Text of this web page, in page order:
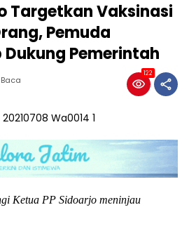
Targetkan Vaksinasi
Pemuda
Pemerintah
122
Ketua PP Sidoarjo meninjau